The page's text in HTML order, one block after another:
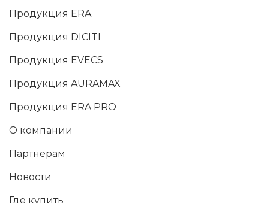
Продукция ERA
Продукция DICITI
Продукция EVECS
Продукция AURAMAX
Продукция ERA PRO
О компании
Партнерам
Новости
Где купить